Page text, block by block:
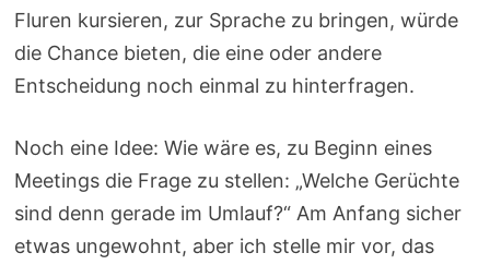
Fluren kursieren, zur Sprache zu bringen, würde
die Chance bieten, die eine oder andere
Entscheidung noch einmal zu hinterfragen.
Noch eine Idee: Wie wäre es, zu Beginn eines
Meetings die Frage zu stellen: „Welche Gerüchte
sind denn gerade im Umlauf?“ Am Anfang sicher
etwas ungewohnt, aber ich stelle mir vor, das